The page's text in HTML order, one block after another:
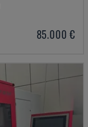
85.000 €